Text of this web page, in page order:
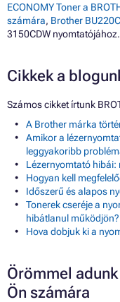
ECONOMY Toner a
számára, Brother
3150CDW nyomtatójához.
Cikkek a
Számos cikket írtunk
A Brother márka
Amikor a
leggyakoribb
Lézernyomtató hibái:
Hogyan kell
Időszerű és alapos
Tonerek cseréje a
hibátlanul működjön?
Hova dobjuk ki a
Örömmel
Ön számára